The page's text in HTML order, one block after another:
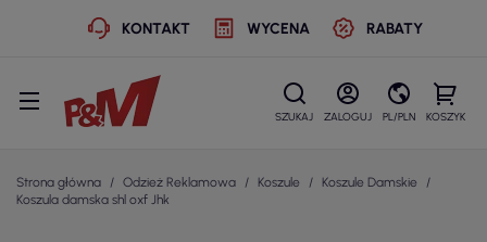
KONTAKT WYCENA RABATY
SZUKAJ ZALOGUJ PL/PLN KOSZYK
Strona główna Odzież Reklamowa Koszule
Koszule Damskie
Koszula damska shl oxf Jhk